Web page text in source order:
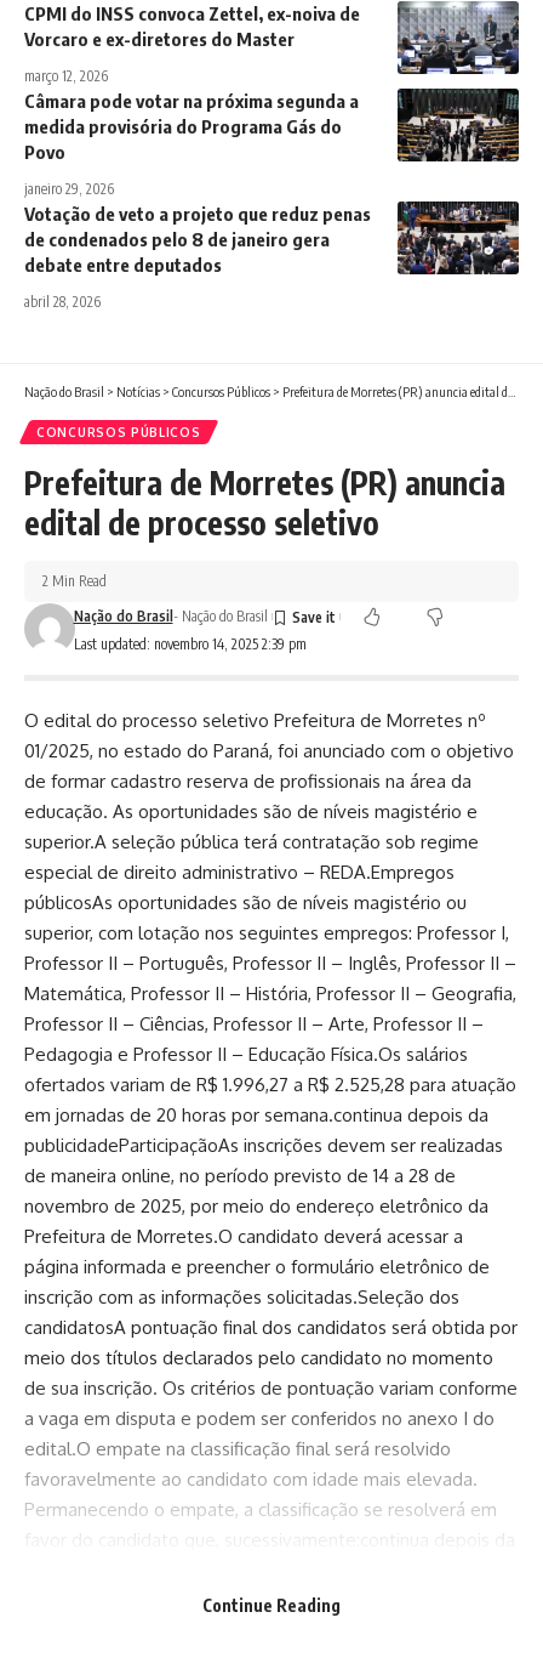
CPMI do INSS convoca Zettel, ex-noiva de
Vorcaro e ex-diretores do Master
março 12, 2026
Câmara pode votar na próxima segunda a
medida provisória do Programa Gás do
Povo
janeiro 29, 2026
Votação de veto a projeto que reduz penas
de condenados pelo 8 de janeiro gera
debate entre deputados
abril 28, 2026
Nação do Brasil > Notícias > Concursos Públicos > Prefeitura de Morretes (PR) anuncia edital de processo seletivo
CONCURSOS PÚBLICOS
Prefeitura de Morretes (PR) anuncia
edital de processo seletivo
Last updated: novembro 14, 2025 2:39 pm
Nação do Brasil - Nação do Brasil
2 Min Read
O edital do processo seletivo Prefeitura de Morretes nº
01/2025, no estado do Paraná, foi anunciado com o objetivo
de formar cadastro reserva de profissionais na área da
educação. As oportunidades são de níveis magistério e
superior.A seleção pública terá contratação sob regime
especial de direito administrativo – REDA.Empregos
públicosAs oportunidades são de níveis magistério ou
superior, com lotação nos seguintes empregos: Professor I,
Professor II – Português, Professor II – Inglês, Professor II –
Matemática, Professor II – História, Professor II – Geografia,
Professor II – Ciências, Professor II – Arte, Professor II –
Pedagogia e Professor II – Educação Física.Os salários
ofertados variam de R$ 1.996,27 a R$ 2.525,28 para atuação
em jornadas de 20 horas por semana.continua depois da
publicidadeParticipaçãoAs inscrições devem ser realizadas
de maneira online, no período previsto de 14 a 28 de
novembro de 2025, por meio do endereço eletrônico da
Prefeitura de Morretes.O candidato deverá acessar a
página informada e preencher o formulário eletrônico de
inscrição com as informações solicitadas.Seleção dos
candidatosA pontuação final dos candidatos será obtida por
meio dos títulos declarados pelo candidato no momento
de sua inscrição. Os critérios de pontuação variam conforme
a vaga em disputa e podem ser conferidos no anexo I do
edital.O empate na classificação final será resolvido
favoravelmente ao candidato com idade mais elevada.
Permanecendo o empate, a classificação se resolverá em
favor do candidato que, sucessivamente:continua depois da
que deverá ser realizado pela comissão especial do
Continue Reading